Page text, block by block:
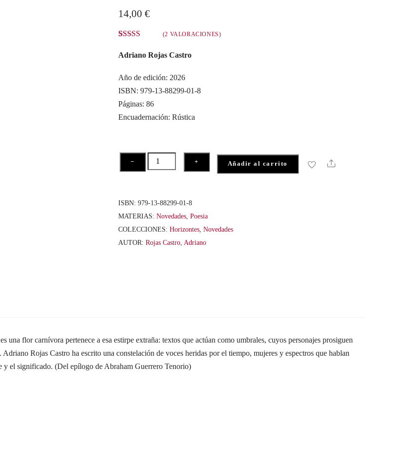
14,00€
5.00de 5 en
de clientes
(2 VALORACIONES)
Adriano Rojas Castro
Año de edición: 2026
ISBN: 979-13-88299-01-8
Páginas: 86
Encuadernación: Rústica
−
Nuestra
palabra
+ Añadir al carrito Share
ISBN:979-13-88299-01-8
MATERIAS:Novedades ,Poesia
COLECCIONES:Horizontes ,Novedades
AUTOR:Rojas Castro, Adriano
flor carnívora pertenece a esa estirpe extraña: textos que actúan como umbrales, cuyos personajes prosiguen
Rojas Castro ha escrito una constelación de voces heridas por el tiempo, mujeres y espectros que hablan
el significado. (Del epílogo de Abraham Guerrero Tenorio)